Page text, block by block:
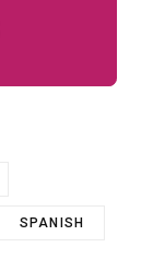
SPANISH